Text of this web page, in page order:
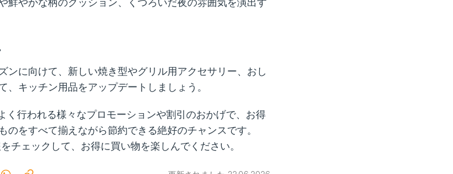
ンに向けて、新しい焼き型やグリル用アクセサリー、おし
、キッチン用品をアップデートしましょう。
く行われる様々なプロモーションや割引のおかげで、お得
のをすべて揃えながら節約できる絶好のチャンスです。
チェックして、お得に買い物を楽しんでください。